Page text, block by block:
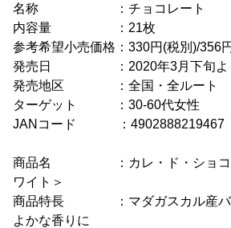
名称 ：チョコレート
内容量 ：21枚
参考希望小売価格：330円(税別)/356
発売日 ：2020年3月下旬より
発売地区 ：全国・全ルート
ターゲット ：30-60代女性
JANコード ：4902888219467
商品名 ：カレ・ド・ショコラ
ワイト＞
商品特長 ：マダガスカル産バニ
よかな香りに